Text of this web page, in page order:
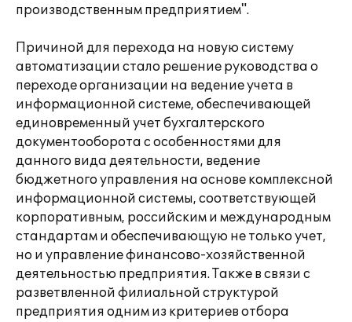
производственным предприятием".
Причиной для перехода на новую систему
автоматизации стало решение руководства о
переходе организации на ведение учета в
информационной системе, обеспечивающей
единовременный учет бухгалтерского
документооборота с особенностями для
данного вида деятельности, ведение
бюджетного управления на основе комплексной
информационной системы, соответствующей
корпоративным, российским и международным
стандартам и обеспечивающую не только учет,
но и управление финансово-хозяйственной
деятельностью предприятия. Также в связи с
разветвленной филиальной структурой
предприятия одним из критериев отбора